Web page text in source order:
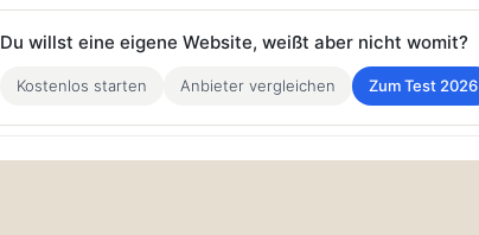
Du willst eine eigene Website, weißt aber nicht womit?
Kostenlos starten Anbieter vergleichen Zum Test 2026